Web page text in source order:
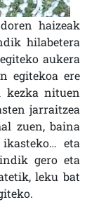
haizeak
hilabetera
aukera
egitekoa ere
kezka nituen
jarraitzea
zuen, baina
eta
gero eta
leku bat